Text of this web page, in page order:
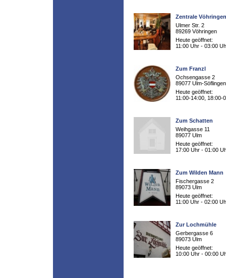
Zentrale Vöhringen
Ulmer Str. 2
89269 Vöhringen
Heute geöffnet:
11:00 Uhr - 03:00
Zum Franzl
Ochsengasse 2
89077 Ulm-Söflingen
Heute geöffnet:
11:00-14:00, 18:00-
Zum Schatten
Weihgasse 11
89077 Ulm
Heute geöffnet:
17:00 Uhr - 01:00
Zum Wilden Mann
Fischergasse 2
89073 Ulm
Heute geöffnet:
11:00 Uhr - 02:00
Zur Lochmühle
Gerbergasse 6
89073 Ulm
Heute geöffnet:
10:00 Uhr - 00:00